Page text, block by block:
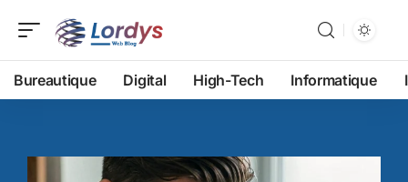
Bureautique Digital High-Tech Informatique